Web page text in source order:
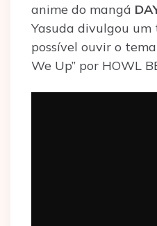
anime do mangá
Yasuda divulgou um
possível ouvir o
We Up” por HOWL